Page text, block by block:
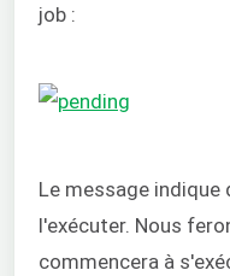
job :
Le message indique
l'exécuter. Nous
commencera à